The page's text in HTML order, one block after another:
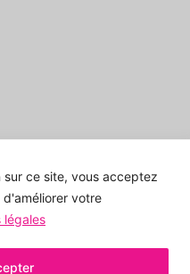
ce site, vous acceptez
d'améliorer votre
légales